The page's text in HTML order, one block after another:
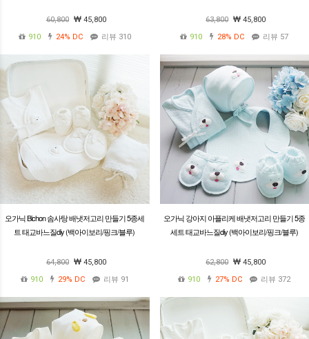
60,800
45,800
910
24% DC 리뷰 310
63,800
45,800
910
28% DC 리뷰 57
오가닉 Bichon 솜사탕 배냇저고리 만들기 5종세
트 태교바느질diy (백아이보리/핑크/블루)
64,800
45,800
910
29% DC 리뷰 91
오가닉 강아지 아플리케 배냇저고리 만들기 5종
세트 태교바느질diy (백아이보리/핑크/블루)
62,800
45,800
910
27% DC 리뷰 372